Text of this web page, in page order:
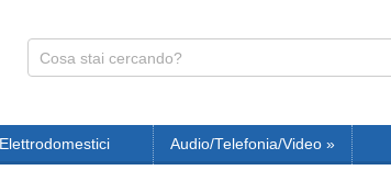
Elettrodomestici Audio/Telefonia/Video »